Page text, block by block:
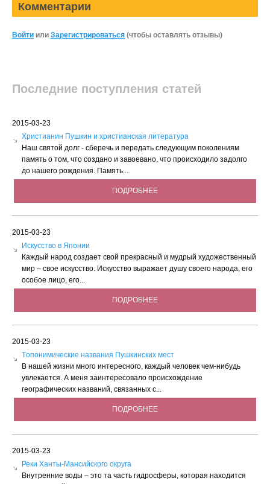
Комментарии
Войти или Зарегистрироваться (чтобы оставлять отзывы)
Последние поступления статей
2015-03-23
Христианин Пушкин и христианская литература
Наш святой долг - сберечь и передать следующим поколениям
память о том, что создано и завоевано, что происходило задолго
до нашего рождения. Память...
ПОДРОБНЕЕ
2015-03-23
Искусство в Японии
Каждый народ создает свой прекрасный и мудрый художественный
мир – свое искусство. Искусство выражает душу своего народа, его
особое лицо, его...
ПОДРОБНЕЕ
2015-03-23
Tопонимические названия Пушкинских мест
В нашей жизни много интересного, каждый человек чем-нибудь
увлекается. А меня заинтересовало происхождение
географических названий, связанных с...
ПОДРОБНЕЕ
2015-03-23
Реки Ханты-Мансийского округа
Внутренние воды – это та часть гидросферы, которая находится